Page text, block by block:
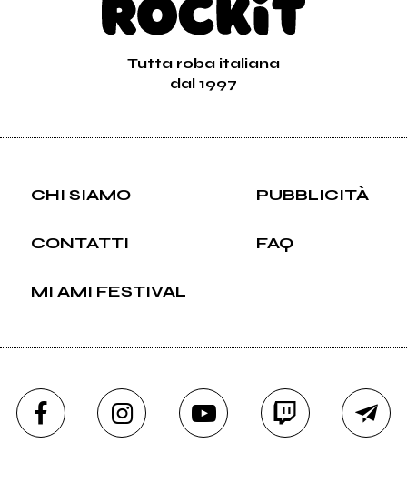
Tutta roba italiana
dal 1997
CHI SIAMO PUBBLICITÀ
CONTATTI FAQ
MI AMI FESTIVAL